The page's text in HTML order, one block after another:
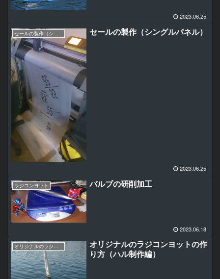
2023.06.25
セールの製作（シングルパネル編） セールの製作（シングルパネル）
2023.06.25
ラジコンヨット バルブの研削加工
2023.06.18
オリジナルのラジコンヨットの作
り方（ハル制作編）